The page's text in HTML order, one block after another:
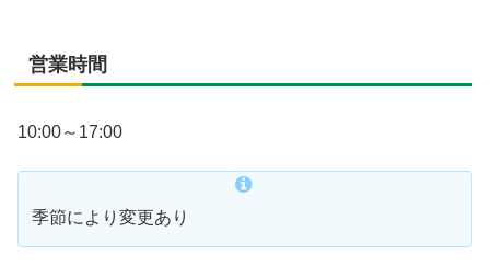
営業時間
10:00～17:00
季節により変更あり